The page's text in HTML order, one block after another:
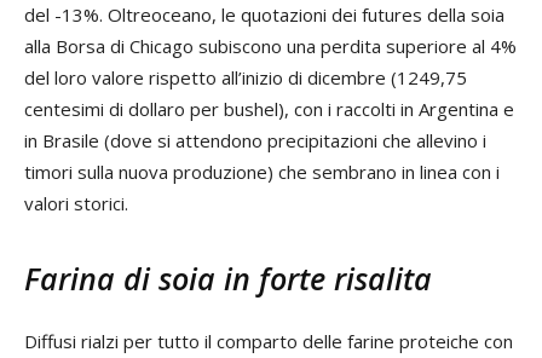
del -13%. Oltreoceano, le quotazioni dei futures della soia
alla Borsa di Chicago subiscono una perdita superiore al 4%
del loro valore rispetto all’inizio di dicembre (1249,75
centesimi di dollaro per bushel), con i raccolti in Argentina e
in Brasile (dove si attendono precipitazioni che allevino i
timori sulla nuova produzione) che sembrano in linea con i
valori storici.
Farina di soia in forte risalita
Diffusi rialzi per tutto il comparto delle farine proteiche con